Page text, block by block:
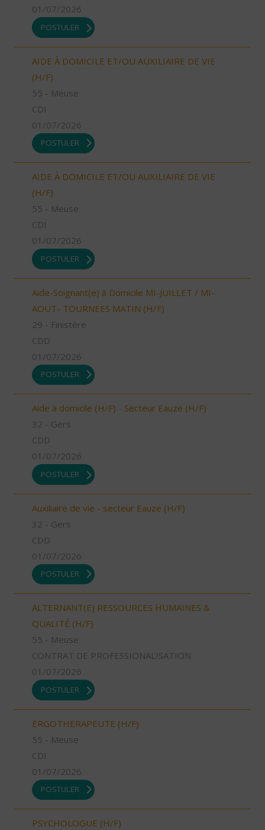
01/07/2026
POSTULER
AIDE À DOMICILE ET/OU AUXILIAIRE DE VIE
(H/F)
55 - Meuse
CDI
01/07/2026
POSTULER
AIDE À DOMICILE ET/OU AUXILIAIRE DE VIE
(H/F)
55 - Meuse
CDI
01/07/2026
POSTULER
Aide-Soignant(e) à Domicile MI-JUILLET / MI-
AOUT- TOURNEES MATIN (H/F)
29 - Finistère
CDD
01/07/2026
POSTULER
Aide à domicile (H/F) - Secteur Eauze (H/F)
32 - Gers
CDD
01/07/2026
POSTULER
Auxiliaire de vie - secteur Eauze (H/F)
32 - Gers
CDD
01/07/2026
POSTULER
ALTERNANT(E) RESSOURCES HUMAINES &
QUALITÉ (H/F)
55 - Meuse
CONTRAT DE PROFESSIONALISATION
01/07/2026
POSTULER
ERGOTHERAPEUTE (H/F)
55 - Meuse
CDI
01/07/2026
POSTULER
PSYCHOLOGUE (H/F)